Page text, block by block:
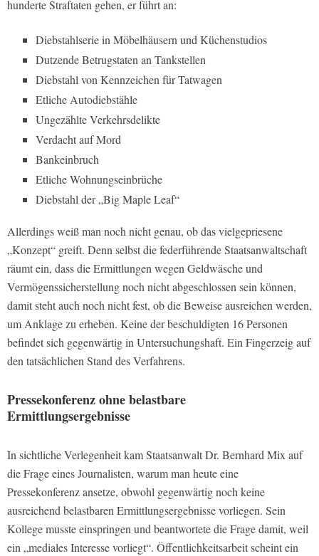
hunderte Straftaten gehen, er führt an:
Diebstahlserie in Möbelhäusern und Küchenstudios
Dutzende Betrugstaten an Tankstellen
Diebstahl von Kennzeichen für Tatwagen
Etliche Autodiebstähle
Ungezählte Verkehrsdelikte
Verdacht auf Mord
Bankeinbruch
Etliche Wohnungseinbrüche
Diebstahl der „Big Maple Leaf“
Allerdings weiß man noch nicht genau, ob das vielgepriesene
„Konzept“ greift. Denn selbst die federführende Staatsanwaltschaft
räumt ein, dass die Ermittlungen wegen Geldwäsche und
Vermögenssicherstellung noch nicht abgeschlossen sein können,
damit steht auch noch nicht fest, ob die Beweise ausreichen werden,
um Anklage zu erheben. Keine der beschuldigten 16 Personen
befindet sich gegenwärtig in Untersuchungshaft. Ein Fingerzeig auf
den tatsächlichen Stand des Verfahrens.
Pressekonferenz ohne belastbare
Ermittlungsergebnisse
In sichtliche Verlegenheit kam Staatsanwalt Dr. Bernhard Mix auf
die Frage eines Journalisten, warum man heute eine
Pressekonferenz ansetze, obwohl gegenwärtig noch keine
ausreichend belastbaren Ermittlungsergebnisse vorliegen. Sein
Kollege musste einspringen und beantwortete die Frage damit, weil
ein „mediales Interesse vorliegt“. Öffentlichkeitsarbeit scheint ein